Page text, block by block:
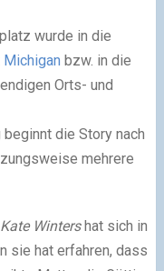
wurde in die
Michigan bzw. in die
Orts- und
die Story nach
mehrere
Kate Wintershat sich in
sie hat erfahren, dass